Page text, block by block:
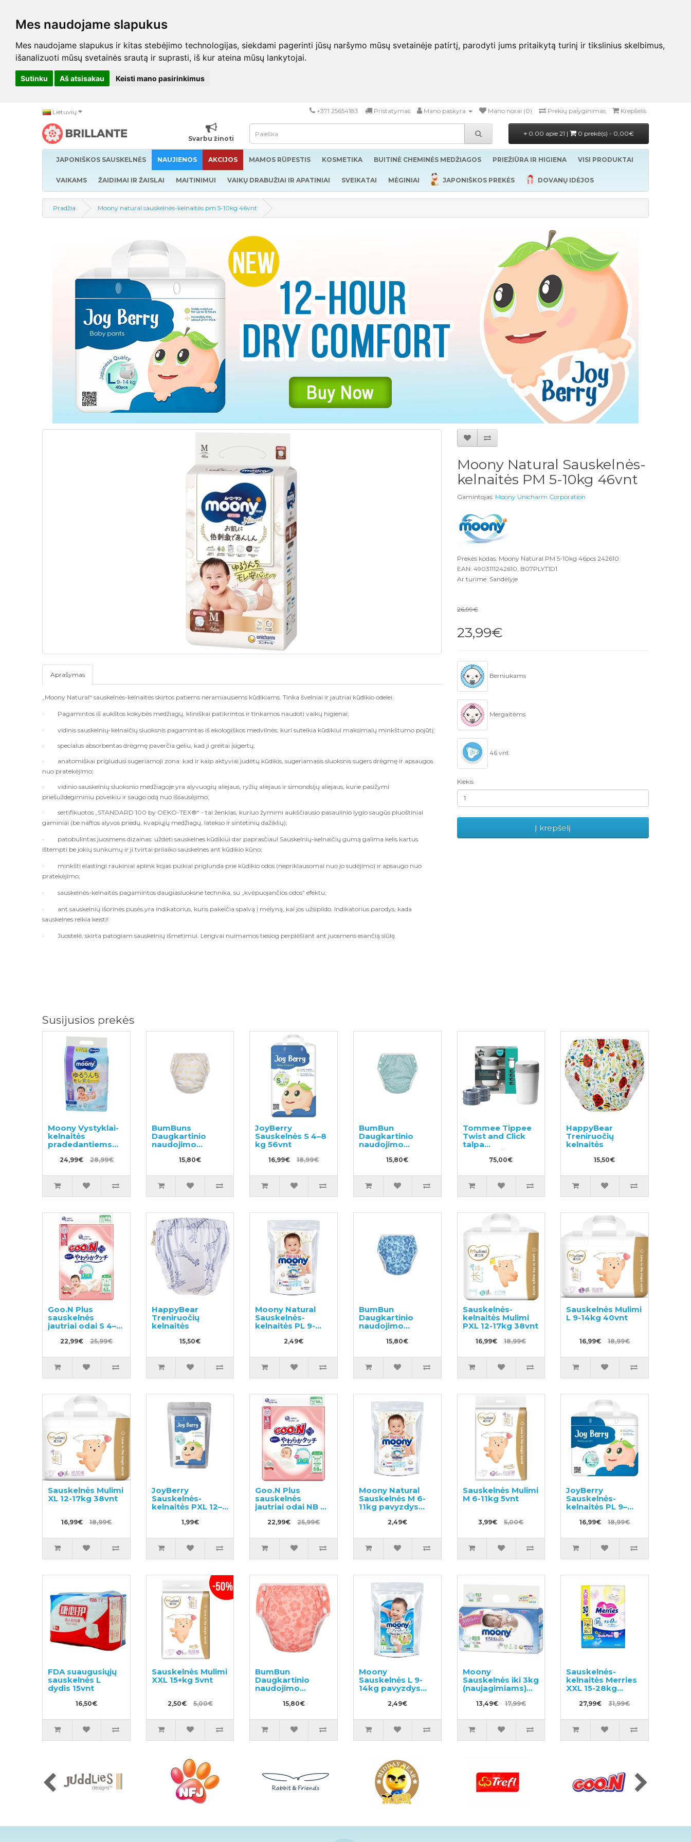
Mes naudojame slapukus
Mes naudojame slapukus ir kitas stebėjimo technologijas, siekdami pagerinti jūsų naršymo mūsų svetainėje patirtį, parodyti jums pritaikytą turinį ir tikslinius skelbimus,
išanalizuoti mūsų svetainės srautą ir suprasti, iš kur ateina mūsų lankytojai.
Sutinku Aš atsisakau Keisti mano pasirinkimus
Lietuvių +371 25654183 Pristatymas Mano paskyra Mano norai (0) Prekių palyginimas Krepšelis
Svarbu žinoti
0.00 apie 21 | 0 prekė(s) - 0,00€
JAPONIŠKOS SAUSKELNĖS NAUJIENOS AKCIJOS MAMOS RŪPESTIS KOSMETIKA BUITINĖ CHEMINĖS MEDŽIAGOS PRIEŽIŪRA IR HIGIENA VISI PRODUKTAI
VAIKAMS ŽAIDIMAI IR ŽAISLAI MAITINIMUI VAIKŲ DRABUŽIAI IR APATINIAI SVEIKATAI MĖGINIAI JAPONIŠKOS PREKĖS DOVANŲ IDĖJOS
Pradžia Moony natural sauskelnės-kelnaitės pm 5-10kg 46vnt
Aprašymas
„Moony Natural“ sauskelnės-kelnaitės skirtos patiems neramiausiems kūdikiams. Tinka švelniai ir jautriai kūdikio odelei.
· Pagamintos iš aukštos kokybės medžiagų, kliniškai patikrintos ir tinkamos naudoti vaikų higienai;
·
vidinis sauskelnių-kelnaičių sluoksnis pagamintas iš ekologiškos medvilnės, kuri suteikia kūdikiui maksimalų minkštumo pojūtį;
·
specialus absorbentas drėgmę paverčia geliu, kad ji greitai įsigertų;
·
anatomiškai prigludusi sugeriamoji zona: kad ir kaip aktyviai judėtų kūdikis, sugeriamasis sluoksnis sugers drėgmę ir apsaugos
nuo pratekėjimo;
·
vidinio sauskelnių sluoksnio medžiagoje yra alyvuogių aliejaus, ryžių aliejaus ir simondsijų aliejaus, kurie pasižymi
priešuždegiminiu poveikiu ir saugo odą nuo išsausėjimo;
·
sertifikuotos „STANDARD 100 by OEKO-TEX®“ - tai ženklas, kuriuo žymimi aukščiausio pasaulinio lygio saugūs pluoštiniai
gaminiai (be naftos alyvos priedų, kvapiųjų medžiagų, latekso ir sintetinių dažiklių);
·
patobulintas juosmens dizainas: uždėti sauskelnes kūdikiui dar paprasčiau! Sauskelnių-kelnaičių gumą galima kelis kartus
ištempti be jokių sunkumų ir ji tvirtai prilaiko sauskelnes ant kūdikio kūno;
·
minkšti elastingi raukiniai aplink kojas puikiai priglunda prie kūdikio odos (nepriklausomai nuo jo sudėjimo) ir apsaugo nuo
pratekėjimo;
· sauskelnės-kelnaitės pagamintos daugiasluoksne technika, su „kvėpuojančios odos“ efektu;
·
ant sauskelnių išorinės pusės yra indikatorius, kuris pakeičia spalvą į mėlyną, kai jos užsipildo. Indikatorius parodys, kada
sauskelnes reikia keisti!
· Juostelė, skirta patogiam sauskelnių išmetimui. Lengvai nuimamos tiesiog perplėšiant ant juosmens esančią siūlę.
Moony Natural Sauskelnės-
kelnaitės PM 5-10kg 46vnt
Gamintojas: Moony Unicharm Corporation
Prekės kodas: Moony Natural PM 5-10kg 46pcs 242610
EAN: 4903111242610, B07PLYT1D1
Ar turime: Sandėlyje
26,99€
23,99€
Berniukams
Mergaitėms
46 vnt.
Kiekis
Į krepšelį
Susijusios prekės
Moony Vystyklai-
kelnaitės
pradedantiems
ropinėti PM 5–
10kg 56vnt
24,99€ 28,99€
BumBuns
Daugkartinio
naudojimo
sauskelnės
plaukimui ir
S 8-11kg
15,80€
JoyBerry
Sauskelnės S 4–8
kg 56vnt
16,99€ 18,99€
BumBun
Daugkartinio
naudojimo
sauskelnės
plaukimui ir
M 11-15kg
15,80€
Tommee Tippee
Twist and Click
talpa
sauskelnėms + 4
pakaitinės
75,00€
HappyBear
Treniruočių
kelnaitės
15,50€
Goo.N Plus
sauskelnės
jautriai odai S 4–8
22,99€ 25,99€
HappyBear
Treniruočių
kelnaitės
15,50€
Moony Natural
Sauskelnės-
kelnaitės PL 9-
2,49€
BumBun
Daugkartinio
naudojimo
sauskelnės
plaukimui ir
M 11-15kg
15,80€
Sauskelnės-
kelnaitės Mulimi
PXL 12-17kg 38vnt
16,99€ 18,99€
Sauskelnės Mulimi
L 9-14kg 40vnt
16,99€ 18,99€
Sauskelnės Mulimi
XL 12-17kg 38vnt
16,99€ 18,99€
JoyBerry
Sauskelnės-
kelnaitės PXL 12–
1,99€
Goo.N Plus
sauskelnės
jautriai odai NB 0–
22,99€ 25,99€
Moony Natural
Sauskelnės M 6-
11kg pavyzdys
2,49€
Sauskelnės Mulimi
M 6-11kg 5vnt
3,99€ 5,00€
JoyBerry
Sauskelnės-
kelnaitės PL 9–
16,99€ 18,99€
FDA suaugusiųjų
sauskelnės L
dydis 15vnt
16,50€
Sauskelnės Mulimi
XXL 15+kg 5vnt
2,50€ 5,00€
BumBun
Daugkartinio
naudojimo
sauskelnės
plaukimui ir
M 11-15kg
15,80€
Moony
Sauskelnės L 9-
14kg pavyzdys
2,49€
Moony
Sauskelnės iki 3kg
(naujagimiams)
13,49€ 17,99€
Sauskelnės-
kelnaitės Merries
XXL 15-28kg
27,99€ 31,99€